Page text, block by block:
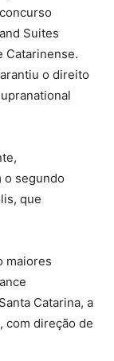
Suites
Catarinense.
o direito
o segundo
que
maiores
Catarina, a
com direção de